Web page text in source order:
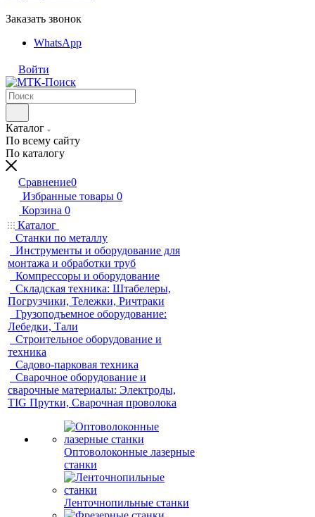
Заказать звонок
WhatsApp
Войти
Каталог
По всему сайту
По каталогу
Сравнение0
Избранные товары 0
Корзина 0
Каталог
Станки по металлу
Инструменты и оборудование для
монтажа и обработки труб
Компрессоры и оборудование
Складская техника: Штабелеры,
Погрузчики, Тележки, Ричтраки
Грузоподъемное оборудование:
Лебедки, Тали
Строительное оборудование и
техника
Садово-парковая техника
Сварочное оборудование и
сварочные материалы: Электроды,
TIG Прутки, Сварочная проволока
Оптоволоконные лазерные
станки
Ленточнопильные станки